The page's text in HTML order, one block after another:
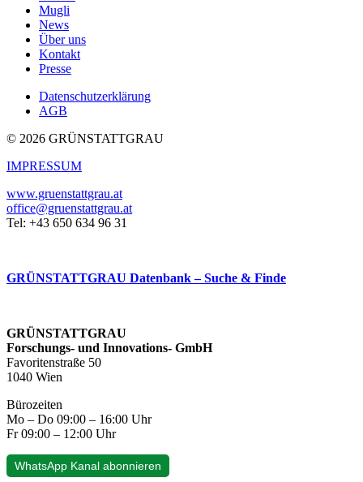
Mugli
News
Über uns
Kontakt
Presse
Datenschutzerklärung
AGB
© 2026 GRÜNSTATTGRAU
IMPRESSUM
www.gruenstattgrau.at
office@gruenstattgrau.at
Tel: +43 650 634 96 31
GRÜNSTATTGRAU Datenbank – Suche & Finde
GRÜNSTATTGRAU
Forschungs- und Innovations- GmbH
Favoritenstraße 50
1040 Wien
Bürozeiten
Mo – Do 09:00 – 16:00 Uhr
Fr 09:00 – 12:00 Uhr
WhatsApp Kanal abonnieren